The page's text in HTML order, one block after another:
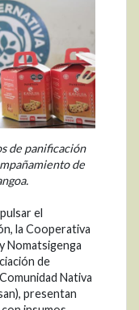
de panificación
de
el
la Cooperativa
Nomatsigenga
de
Nativa
presentan